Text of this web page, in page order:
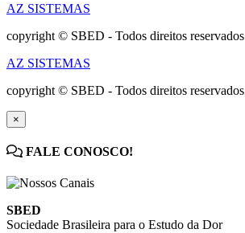
AZ SISTEMAS
copyright © SBED - Todos direitos
AZ SISTEMAS
copyright © SBED - Todos direitos
×
FALE CONOSCO!
SBED
Sociedade Brasileira para o Estudo da Dor